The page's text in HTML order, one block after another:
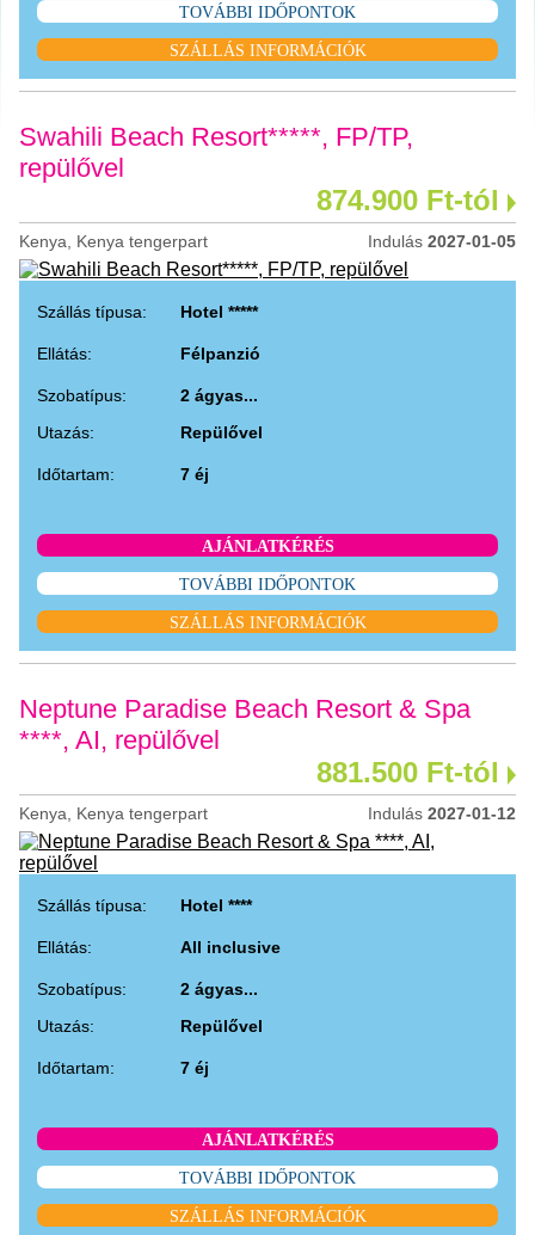
TOVÁBBI IDŐPONTOK
SZÁLLÁS INFORMÁCIÓK
Swahili Beach Resort*****, FP/TP,
repülővel
874.900 Ft-tól
Kenya, Kenya tengerpart Indulás 2027-01-05
Szállás típusa: Hotel *****
Ellátás: Félpanzió
Szobatípus:
2 ágyas...
Utazás:
Repülővel
Időtartam: 7 éj
AJÁNLATKÉRÉS
TOVÁBBI IDŐPONTOK
SZÁLLÁS INFORMÁCIÓK
Neptune Paradise Beach Resort & Spa
****, AI, repülővel
881.500 Ft-tól
Kenya, Kenya tengerpart Indulás 2027-01-12
Szállás típusa: Hotel ****
Ellátás: All inclusive
Szobatípus:
2 ágyas...
Utazás:
Repülővel
Időtartam: 7 éj
AJÁNLATKÉRÉS
TOVÁBBI IDŐPONTOK
SZÁLLÁS INFORMÁCIÓK